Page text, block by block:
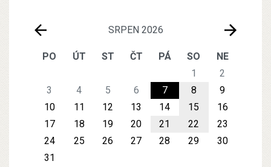
SRPEN 2026
PO ÚT ST ČT PÁ SO
NE
1
2
3
4 5 6 7 8
9
10
11 12 13 14 15
16
17
18 19 20 21 22
23
24
25 26 27 28 29
30
31